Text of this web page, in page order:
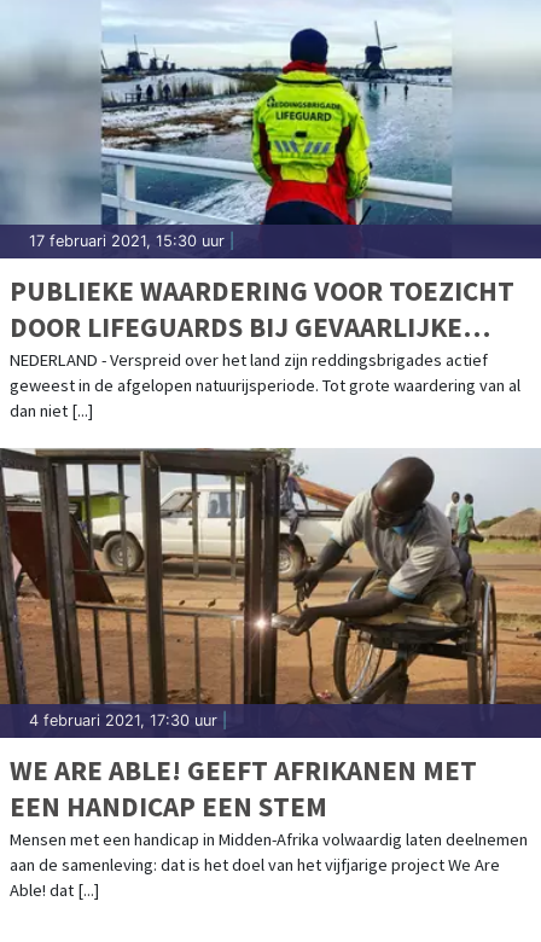
17 februari 2021, 15:30 uur
PUBLIEKE WAARDERING VOOR TOEZICHT
DOOR LIFEGUARDS BIJ GEVAARLIJKE
IJSCONDITIES
NEDERLAND - Verspreid over het land zijn reddingsbrigades actief
geweest in de afgelopen natuurijsperiode. Tot grote waardering van al
dan niet [...]
4 februari 2021, 17:30 uur
WE ARE ABLE! GEEFT AFRIKANEN MET
EEN HANDICAP EEN STEM
Mensen met een handicap in Midden-Afrika volwaardig laten deelnemen
aan de samenleving: dat is het doel van het vijfjarige project We Are
Able! dat [...]